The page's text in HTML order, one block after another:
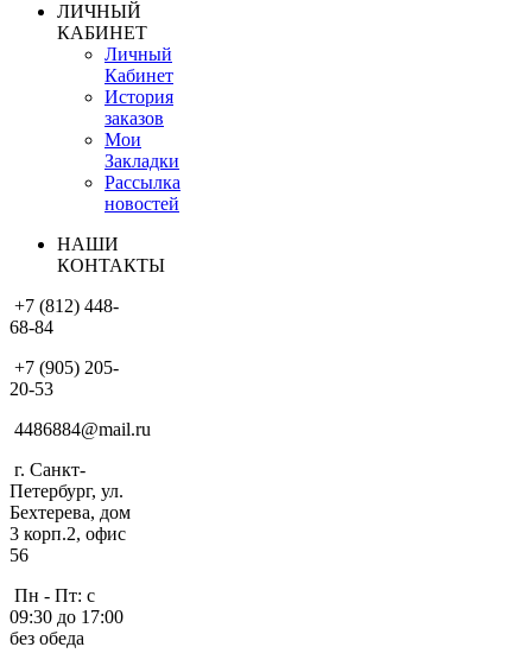
ЛИЧНЫЙ
КАБИНЕТ
Личный
Кабинет
История
заказов
Мои
Закладки
Рассылка
новостей
НАШИ
КОНТАКТЫ
+7 (812) 448-
68-84
+7 (905) 205-
20-53
4486884@mail.ru
г. Санкт-
Петербург, ул.
Бехтерева, дом
3 корп.2, офис
56
Пн - Пт: с
09:30 до 17:00
без обеда